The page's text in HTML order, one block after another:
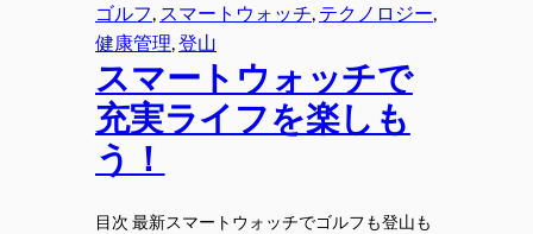
ゴルフ, スマートウォッチ, テクノロジー
健康管理, 登山
スマートウォッチで
充実ライフを楽しも
う！
目次 最新スマートウォッチでゴルフも登山も